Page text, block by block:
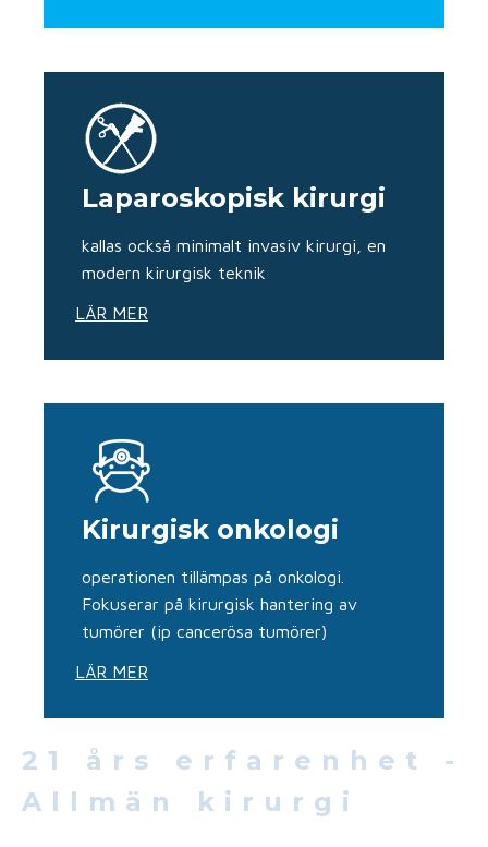
Laparoskopisk kirurgi
kallas också minimalt invasiv kirurgi, en
modern kirurgisk teknik
LÄR MER
Kirurgisk onkologi
operationen tillämpas på onkologi.
Fokuserar på kirurgisk hantering av
tumörer (ip cancerösa tumörer)
LÄR MER
21 års erfarenhet -
Allmän kirurgi